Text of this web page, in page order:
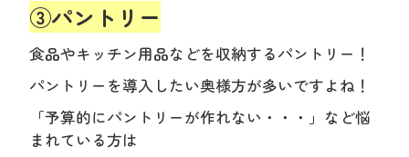
③パントリー
食品やキッチン用品などを収納するパントリー！
パントリーを導入したい奥様方が多いですよね！
「予算的にパントリーが作れない・・・」など悩
まれている方は